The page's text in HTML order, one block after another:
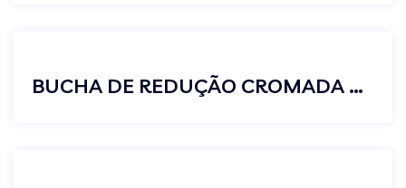
BUCHA DE REDUÇÃO CROMADA 3/4 X 1/2